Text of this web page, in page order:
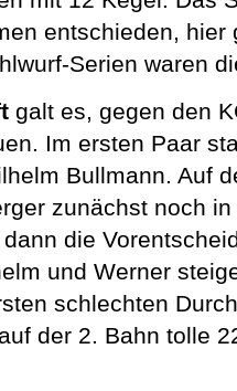
entschieden, hier
Serien waren
galt es, gegen den
Im ersten Paar
Bullmann. Auf
zunächst noch
die
und Werner
schlechten
der 2. Bahn tolle